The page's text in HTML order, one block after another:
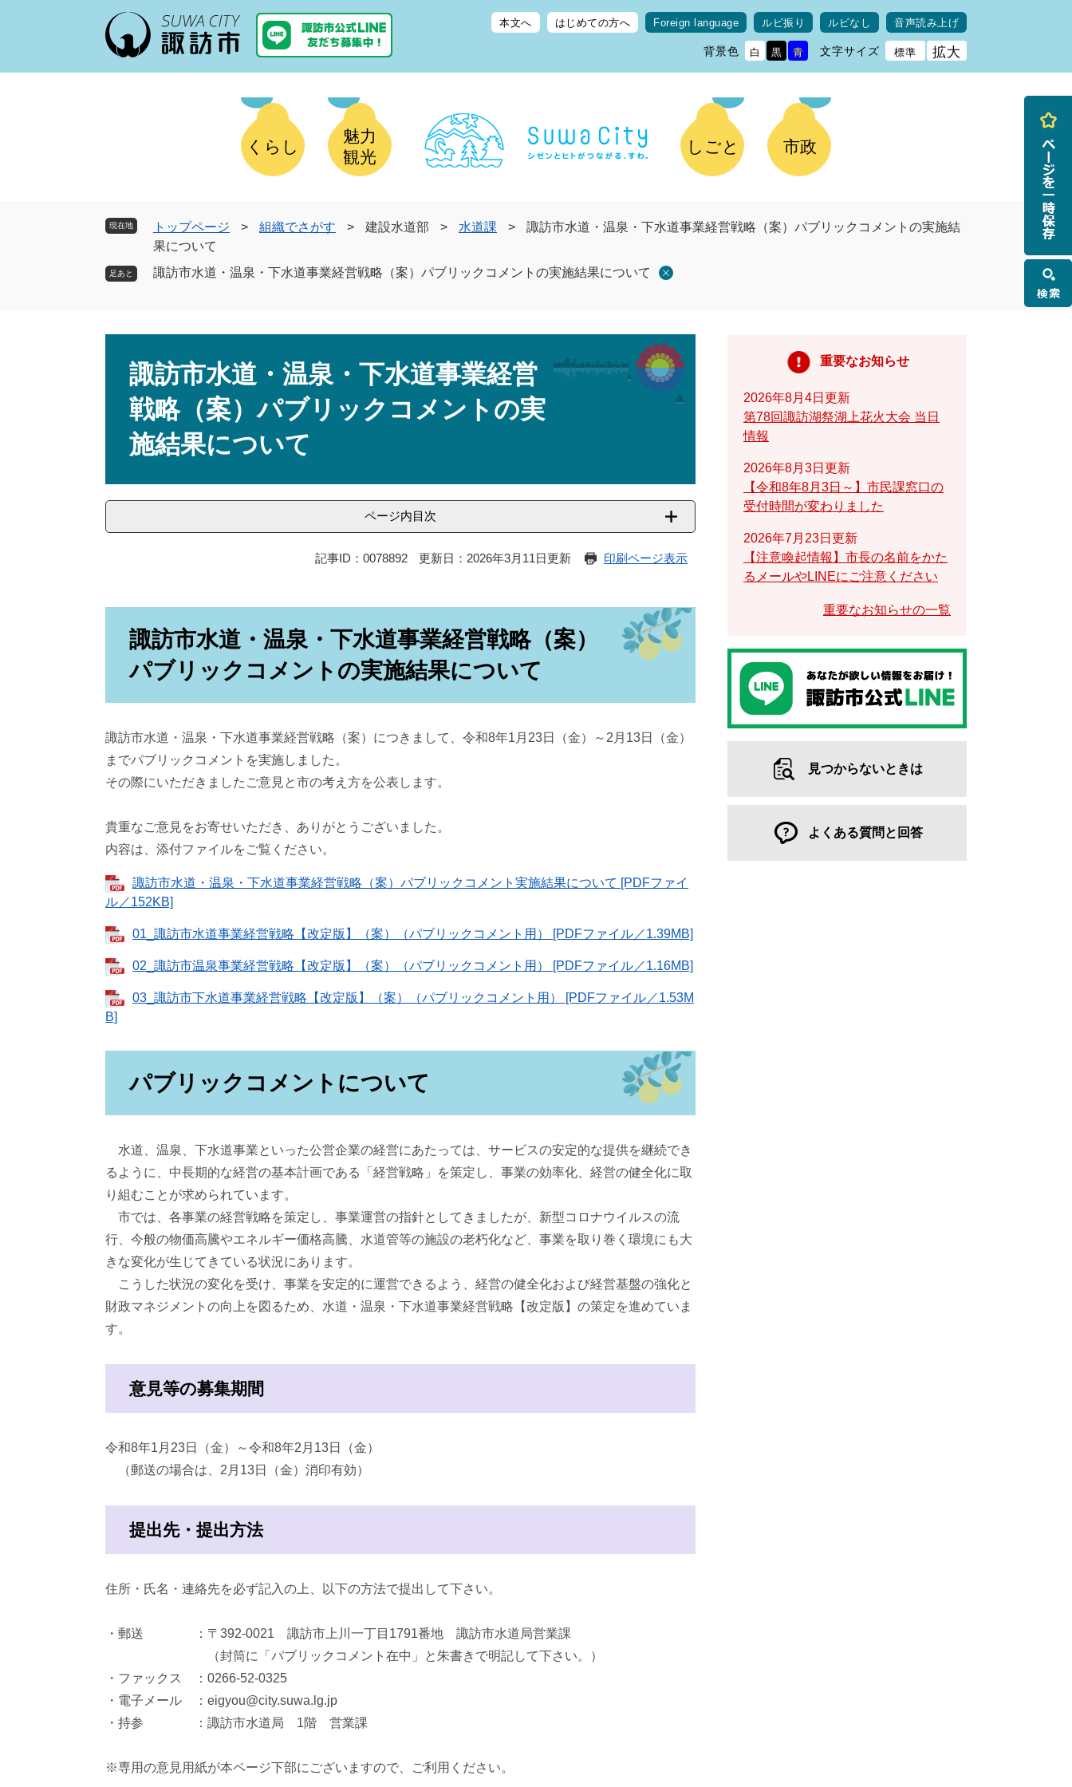
本文へ はじめての方へ Foreign language ルビ振り ルビなし 音声読み上げ
背景色 白 黒 青 文字サイズ 標準 拡大
くらし
魅力
観光
しごと 市政
現在地 トップページ > 組織でさがす > 建設水道部 > 水道課 >
諏訪市水道・温泉・下水道事業経営戦略（案）パブリックコメントの実施結
果について
諏訪市水道・温泉・下水道事業経営戦略（案）パブリックコメントの実施結果について
諏訪市水道・温泉・下水道事業経営
戦略（案）パブリックコメントの実
施結果について
ページ内目次
記事ID：0078892 更新日：2026年3月11日更新 印刷ページ表示
諏訪市水道・温泉・下水道事業経営戦略（案）
パブリックコメントの実施結果について
諏訪市水道・温泉・下水道事業経営戦略（案）につきまして、令和8年1月23日（金）～2月13日（金）
までパブリックコメントを実施しました。
その際にいただきましたご意見と市の考え方を公表します。
貴重なご意見をお寄せいただき、ありがとうございました。
内容は、添付ファイルをご覧ください。
諏訪市水道・温泉・下水道事業経営戦略（案）パブリックコメント実施結果について [PDFファイ
ル／152KB]
01_諏訪市水道事業経営戦略【改定版】（案）（パブリックコメント用） [PDFファイル／1.39MB]
02_諏訪市温泉事業経営戦略【改定版】（案）（パブリックコメント用） [PDFファイル／1.16MB]
03_諏訪市下水道事業経営戦略【改定版】（案）（パブリックコメント用） [PDFファイル／1.53M
B]
パブリックコメントについて
水道、温泉、下水道事業といった公営企業の経営にあたっては、サービスの安定的な提供を継続でき
るように、中長期的な経営の基本計画である「経営戦略」を策定し、事業の効率化、経営の健全化に取
り組むことが求められています。
市では、各事業の経営戦略を策定し、事業運営の指針としてきましたが、新型コロナウイルスの流
行、今般の物価高騰やエネルギー価格高騰、水道管等の施設の老朽化など、事業を取り巻く環境にも大
きな変化が生じてきている状況にあります。
こうした状況の変化を受け、事業を安定的に運営できるよう、経営の健全化および経営基盤の強化と
財政マネジメントの向上を図るため、水道・温泉・下水道事業経営戦略【改定版】の策定を進めていま
す。
意見等の募集期間
令和8年1月23日（金）～令和8年2月13日（金）
（郵送の場合は、2月13日（金）消印有効）
提出先・提出方法
住所・氏名・連絡先を必ず記入の上、以下の方法で提出して下さい。
・郵送 ：〒392-0021 諏訪市上川一丁目1791番地 諏訪市水道局営業課
（封筒に「パブリックコメント在中」と朱書きで明記して下さい。）
・ファックス ：0266-52-0325
・電子メール ：eigyou@city.suwa.lg.jp
・持参 ：諏訪市水道局 1階 営業課
※専用の意見用紙が本ページ下部にございますので、ご利用ください。
重要なお知らせ
2026年8月4日更新
第78回諏訪湖祭湖上花火大会 当日
情報
2026年8月3日更新
【令和8年8月3日～】市民課窓口の
受付時間が変わりました
2026年7月23日更新
【注意喚起情報】市長の名前をかた
るメールやLINEにご注意ください
重要なお知らせの一覧
見つからないときは
よくある質問と回答